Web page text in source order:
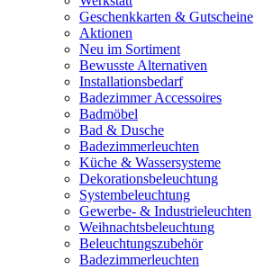
Geschenkkarten & Gutscheine
Aktionen
Neu im Sortiment
Bewusste Alternativen
Installationsbedarf
Badezimmer Accessoires
Badmöbel
Bad & Dusche
Badezimmerleuchten
Küche & Wassersysteme
Dekorationsbeleuchtung
Systembeleuchtung
Gewerbe- & Industrieleuchten
Weihnachtsbeleuchtung
Beleuchtungszubehör
Badezimmerleuchten